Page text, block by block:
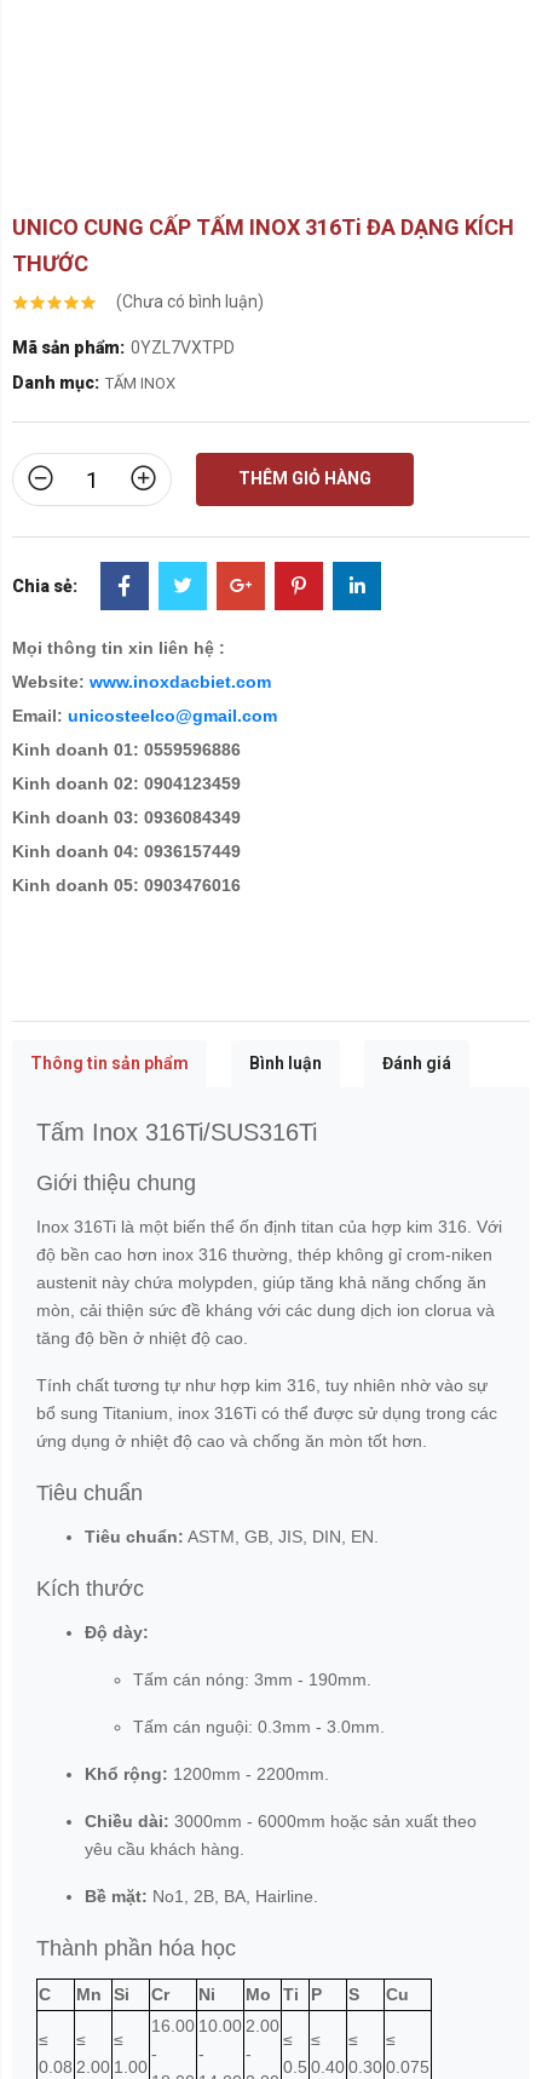
UNICO CUNG CẤP TẤM INOX 316Ti ĐA DẠNG KÍCH
THƯỚC
(Chưa có bình luận)
Mã sản phẩm: 0YZL7VXTPD
Danh mục: TẤM INOX
THÊM GIỎ HÀNG
Chia sẻ:
Mọi thông tin xin liên hệ :
Website: www.inoxdacbiet.com
Email: unicosteelco@gmail.com
Kinh doanh 01: 0559596886
Kinh doanh 02: 0904123459
Kinh doanh 03: 0936084349
Kinh doanh 04: 0936157449
Kinh doanh 05: 0903476016
Thông tin sản phẩm Bình luận Đánh giá
Tấm Inox 316Ti/SUS316Ti
Giới thiệu chung
Inox 316Ti là một biến thể ốn định titan của hợp kim 316. Với
độ bền cao hơn inox 316 thường, thép không gỉ crom-niken
austenit này chứa molypden, giúp tăng khả năng chống ăn
mòn, cải thiện sức đề kháng với các dung dịch ion clorua và
tăng độ bền ở nhiệt độ cao.
Tính chất tương tự như hợp kim 316, tuy nhiên nhờ vào sự
bổ sung Titanium, inox 316Ti có thể được sử dụng trong các
ứng dụng ở nhiệt độ cao và chống ăn mòn tốt hơn.
Tiêu chuẩn
Tiêu chuẩn: ASTM, GB, JIS, DIN, EN.
Kích thước
Độ dày:
Tấm cán nóng: 3mm - 190mm.
Tấm cán nguội: 0.3mm - 3.0mm.
Khổ rộng: 1200mm - 2200mm.
Chiều dài: 3000mm - 6000mm hoặc sản xuất theo
yêu cầu khách hàng.
Bề mặt: No1, 2B, BA, Hairline.
Thành phần hóa học
C Mn Si Cr Ni Mo Ti P S Cu
≤
0.08
≤
2.00
≤
1.00
16.00
-
10.00
-
2.00
-
≤
0.5
≤
0.40
≤
0.30
≤
0.075